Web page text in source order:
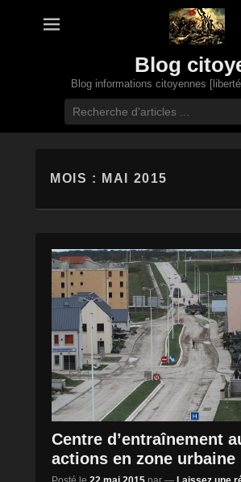
Blog
Blog informations citoyennes
MOIS : MAI 2015
Centre d’entraînement
actions en zone urbaine